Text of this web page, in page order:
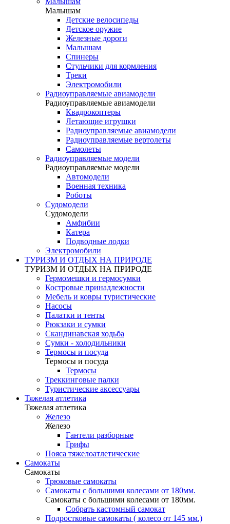
Малышам
Детские велосипеды
Детское оружие
Железные дороги
Малышам
Спинеры
Стульчики для кормления
Треки
Электромобили
Радиоуправляемые авиамодели
Радиоуправляемые авиамодели
Квадрокоптеры
Летающие игрушки
Радиоуправляемые авиамодели
Радиоуправляемые вертолеты
Самолеты
Радиоуправляемые модели
Радиоуправляемые модели
Автомодели
Военная техника
Роботы
Судомодели
Судомодели
Амфибии
Катера
Подводные лодки
Электромобили
ТУРИЗМ И ОТДЫХ НА ПРИРОДЕ
ТУРИЗМ И ОТДЫХ НА ПРИРОДЕ
Гермомешки и гермосумки
Костровые принадлежности
Мебель и ковры туристические
Насосы
Палатки и тенты
Рюкзаки и сумки
Скандинавская ходьба
Сумки - холодильники
Термосы и посуда
Термосы и посуда
Термосы
Треккинговые палки
Туристические аксессуары
Тяжелая атлетика
Тяжелая атлетика
Железо
Железо
Гантели разборные
Грифы
Пояса тяжелоатлетические
Самокаты
Самокаты
Трюковые самокаты
Самокаты с большими колесами от 180мм.
Самокаты с большими колесами от 180мм.
Собрать кастомный самокат
Подростковые самокаты ( колесо от 145 мм.)